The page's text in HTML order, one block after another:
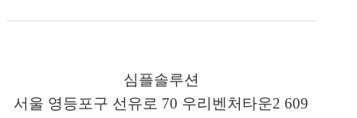
심플솔루션
서울 영등포구 선유로 70 우리벤처타운2 609